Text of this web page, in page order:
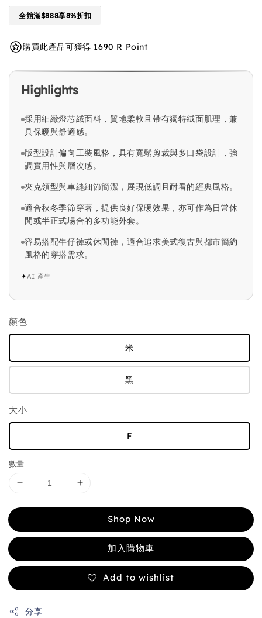
全館滿$888享8%折扣
購買此產品可獲得 1690 R Point
Highlights
採用細緻燈芯絨面料，質地柔軟且帶有獨特絨面肌理，兼
具保暖與舒適感。
版型設計偏向工裝風格，具有寬鬆剪裁與多口袋設計，強
調實用性與層次感。
夾克領型與車縫細節簡潔，展現低調且耐看的經典風格。
適合秋冬季節穿著，提供良好保暖效果，亦可作為日常休
閒或半正式場合的多功能外套。
容易搭配牛仔褲或休閒褲，適合追求美式復古與都市簡約
風格的穿搭需求。
✦AI 產生
顏色
米
黑
大小
F
數量
Shop Now
加入購物車
Add to wishlist
分享